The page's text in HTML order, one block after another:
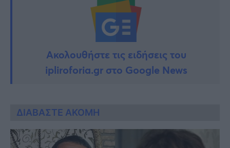
Ακολουθήστε τις ειδήσεις του
ipliroforia.gr στο Google News
ΔΙΑΒΑΣΤΕ ΑΚΟΜΗ